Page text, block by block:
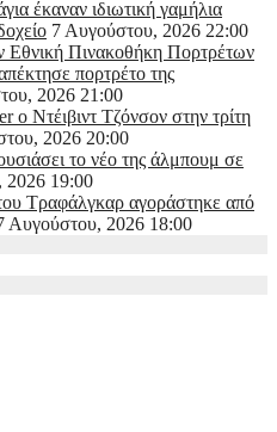
έκαναν ιδιωτική γαμήλια
7 Αυγούστου, 2026 22:00
Πινακοθήκη Πορτρέτων
πορτρέτο της
2026 21:00
Ντέιβιντ Τζόνσον στην τρίτη
2026 20:00
το νέο της άλμπουμ σε
2026 19:00
Τραφάλγκαρ αγοράστηκε από
Αυγούστου, 2026 18:00